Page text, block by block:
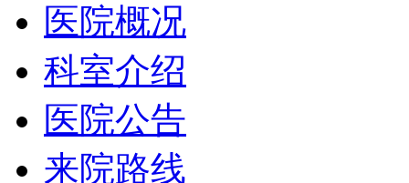
医院概况
科室介绍
医院公告
来院路线